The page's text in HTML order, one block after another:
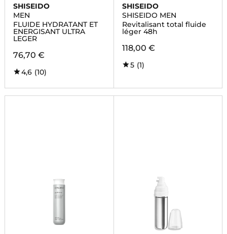
SHISEIDO
MEN
FLUIDE HYDRATANT ET
ENERGISANT ULTRA
LEGER
76,70 €
4,6 (10)
SHISEIDO
SHISEIDO MEN
Revitalisant total fluide
léger 48h
118,00 €
5 (1)